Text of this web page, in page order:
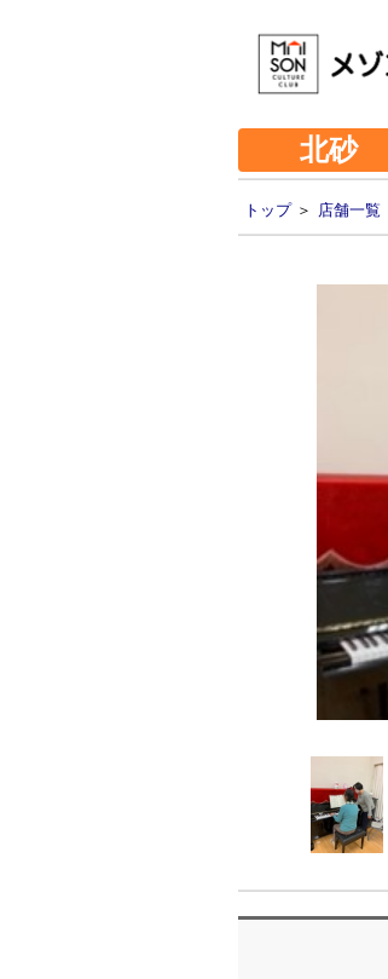
北砂
トップ＞ 店舗一覧